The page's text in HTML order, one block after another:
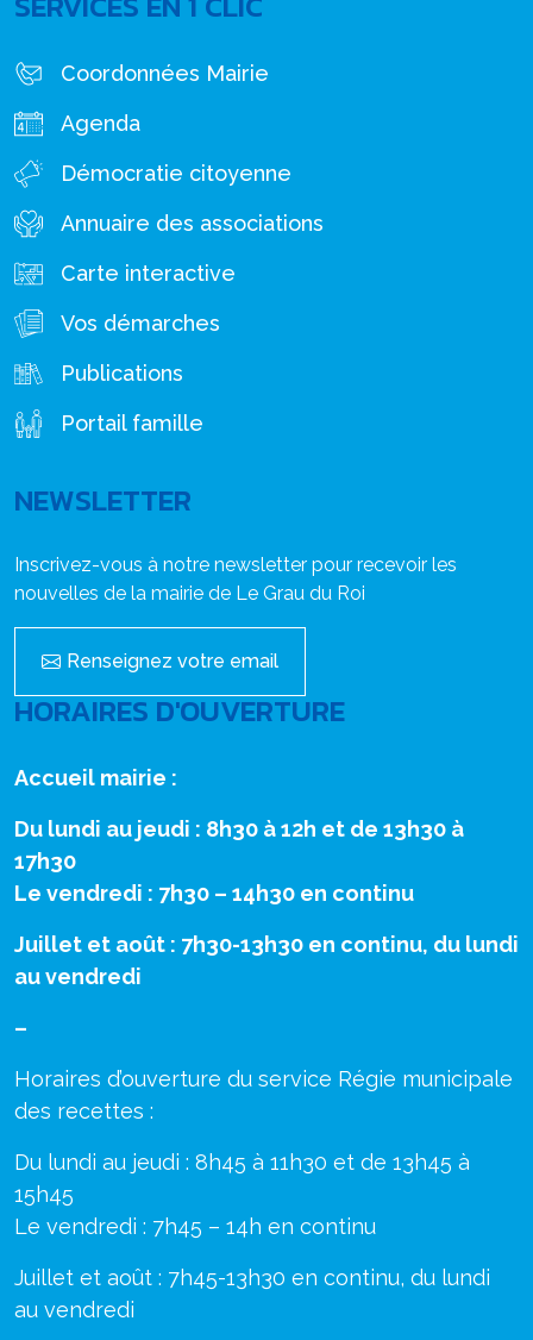
Coordonnées Mairie
Agenda
Démocratie citoyenne
Annuaire des associations
Carte interactive
Vos démarches
Publications
Portail famille
NEWSLETTER
Inscrivez-vous à notre newsletter pour recevoir les
nouvelles de la mairie de Le Grau du Roi
Renseignez votre email
HORAIRES D'OUVERTURE
Accueil mairie :
Du lundi au jeudi : 8h30 à 12h et de 13h30 à
17h30
Le vendredi : 7h30 – 14h30 en continu
Juillet et août : 7h30-13h30 en continu, du lundi
au vendredi
–
Horaires d’ouverture du service Régie municipale
des recettes :
Du lundi au jeudi : 8h45 à 11h30 et de 13h45 à
15h45
Le vendredi : 7h45 – 14h en continu
Juillet et août : 7h45-13h30 en continu, du lundi
au vendredi